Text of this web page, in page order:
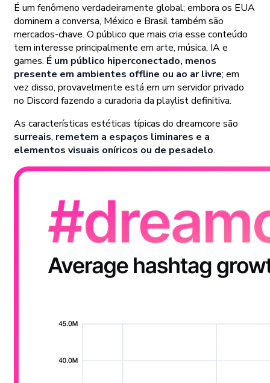
É um fenômeno verdadeiramente global; embora os EUA
dominem a conversa, México e Brasil também são
mercados-chave. O público que mais cria esse conteúdo
tem interesse principalmente em arte, música, IA e
games. É um público hiperconectado, menos
presente em ambientes offline ou ao ar livre; em
vez disso, provavelmente está em um servidor privado
no Discord fazendo a curadoria da playlist definitiva.
As características estéticas típicas do dreamcore são
surreais, remetem a espaços liminares e a
elementos visuais oníricos ou de pesadelo.